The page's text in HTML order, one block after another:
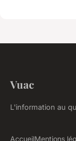
Vuac
L'information au
AccueilMentions